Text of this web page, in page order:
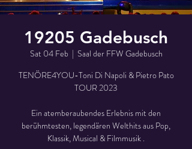
19205 Gadebusch
Sat 04 Feb
  |
Saal der FFW Gadebusch
TENÖRE4YOU-Toni Di Napoli & Pietro Pato
TOUR 2023
Ein atemberaubendes Erlebnis mit den
berühmtesten, legendären Welthits aus Pop,
Klassik, Musical & Filmmusik .